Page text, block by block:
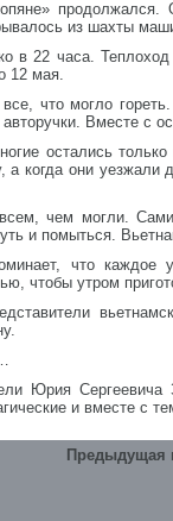
продолжался.
из шахты
в 22 часа.
12 мая.
что могло
авторучки. Вместе
остались
когда они
чем могли.
и помыться.
что каждое
чтобы утром
Юрия
и вместе с
Предыдущая